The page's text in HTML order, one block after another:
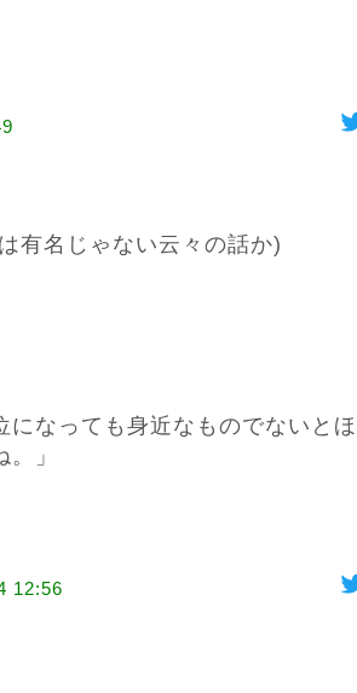
有名じゃない云々の話か)
なっても身近なものでないとほ
」
12:56